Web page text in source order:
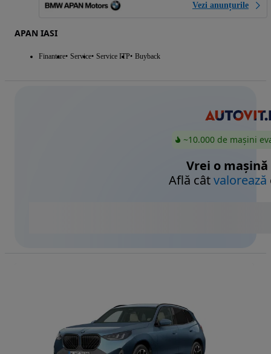
Vezi anunțurile
APAN IASI
Finantare Service Service ITP Buyback
~10.000 de mașini
Vrei o mașină
Află câtvalorează